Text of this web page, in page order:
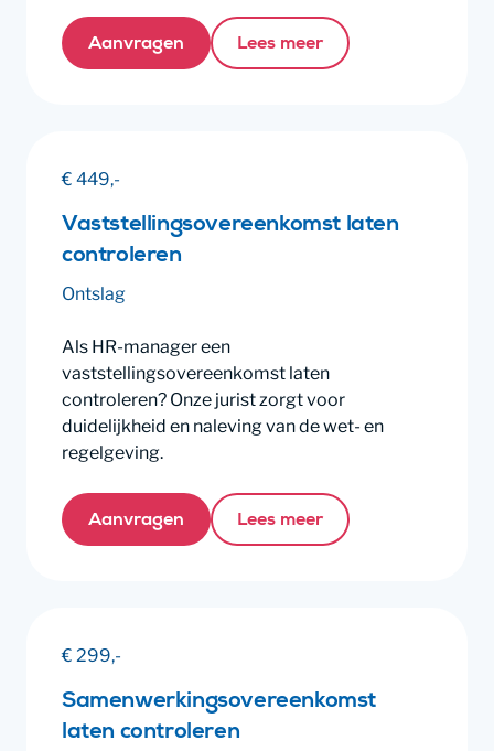
Aanvragen Lees meer
€ 449,-
Vaststellingsovereenkomst laten
controleren
Ontslag
Als HR-manager een
vaststellingsovereenkomst laten
controleren? Onze jurist zorgt voor
duidelijkheid en naleving van de wet- en
regelgeving.
Aanvragen Lees meer
€ 299,-
Samenwerkingsovereenkomst
laten controleren